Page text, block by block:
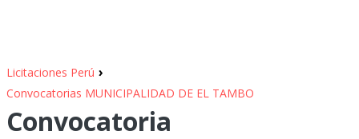
Licitaciones Perú ›
Convocatorias MUNICIPALIDAD DE EL TAMBO
Convocatoria